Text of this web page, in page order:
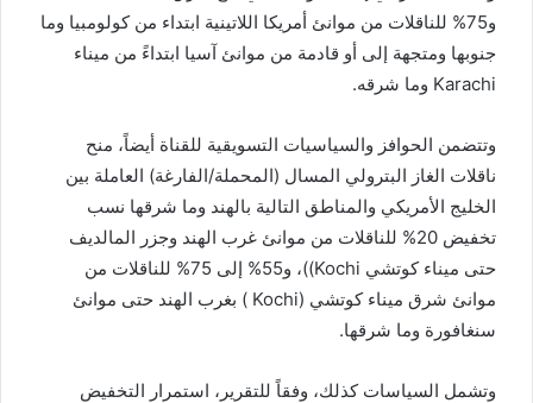
و75% للناقلات من موانئ أمريكا اللاتينية ابتداء من كولومبيا وما
جنوبها ومتجهة إلى أو قادمة من موانئ آسيا ابتداءً من ميناء
Karachi وما شرقه.
وتتضمن الحوافز والسياسيات التسويقية للقناة أيضاً، منح
ناقلات الغاز البترولي المسال (المحملة/الفارغة) العاملة بين
الخليج الأمريكي والمناطق التالية بالهند وما شرقها نسب
تخفيض 20% للناقلات من موانئ غرب الهند وجزر المالديف
حتى ميناء كوتشي Kochi))، و55% إلى 75% للناقلات من
موانئ شرق ميناء كوتشي (Kochi ) بغرب الهند حتى موانئ
سنغافورة وما شرقها.
وتشمل السياسات كذلك، وفقاً للتقرير، استمرار التخفيض